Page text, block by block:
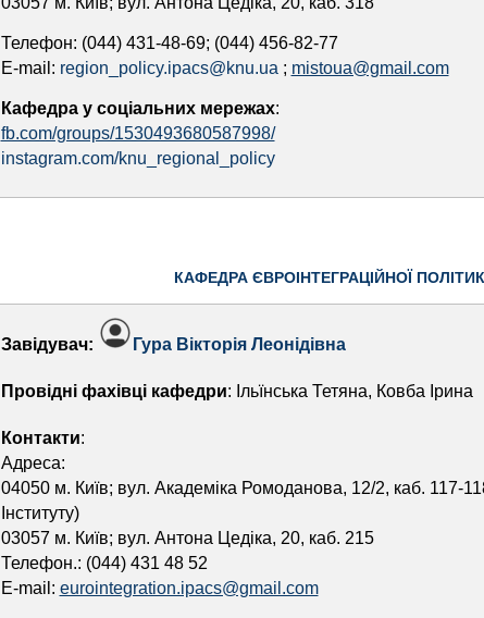
Телефон: (044) 431-48-69; (044) 456-82-77
E-mail: region_policy.ipacs@knu.ua ; mistoua@gmail.com
Кафедра у соціальних мережах:
fb.com/groups/1530493680587998/
instagram.com/knu_regional_policy
КАФЕДРА ЄВРОІНТЕГРАЦІЙНОЇ
Завідувач: Гура Вікторія Леонідівна
Провідні фахівці кафедри: Ільїнська Тетяна, Ковба Ірина
Контакти:
Адреса:
04050 м. Київ; вул. Академіка Ромоданова, 12/2, каб. 117-
Інституту)
03057 м. Київ; вул. Антона Цедіка, 20, каб. 215
Телефон.: (044) 431 48 52
E-mail: eurointegration.ipacs@gmail.com